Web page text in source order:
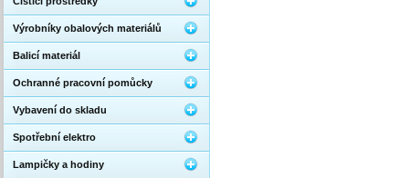
Výrobníky obalových materiálů
Balicí materiál
Ochranné pracovní pomůcky
Vybavení do skladu
Spotřební elektro
Lampičky a hodiny